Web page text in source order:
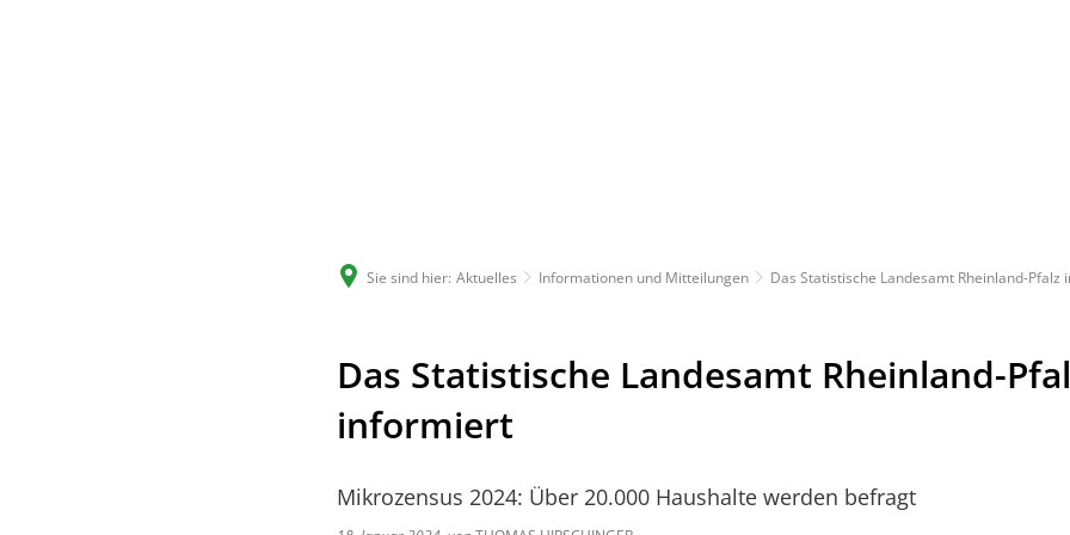
Sie sind hier: Aktuelles Informationen und Mitteilungen Das Statistische Landesamt Rheinland-Pfalz
Das Statistische Landesamt Rheinland-
informiert
Mikrozensus 2024: Über 20.000 Haushalte werden befragt